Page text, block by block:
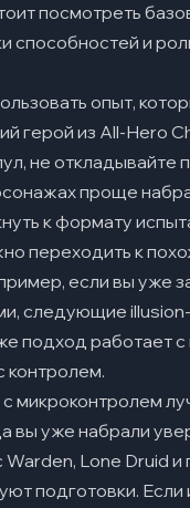
посмотреть
способностей и
опыт,
герой из All-Hero
не откладывайте
проще
к формату
переходить к
если вы уже
следующие
подход работает
контролем.
микроконтролем
вы уже набрали
Warden, Lone Druid и
подготовки. Если